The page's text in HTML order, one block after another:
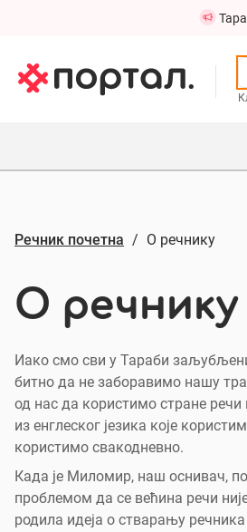
Речник почетна О речнику
О речнику
Иако смо сви у Тараби
битно да не заборавимо нашу
од нас да користимо стране
из енглеског језика које
користимо свакодневно.
Када је Миломир, наш оснивач,
проблемом да се већина речи
родила идеја о стварању